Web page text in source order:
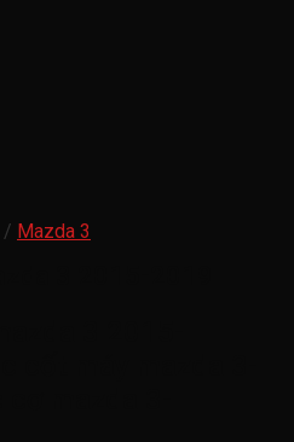
/ Mazda 3